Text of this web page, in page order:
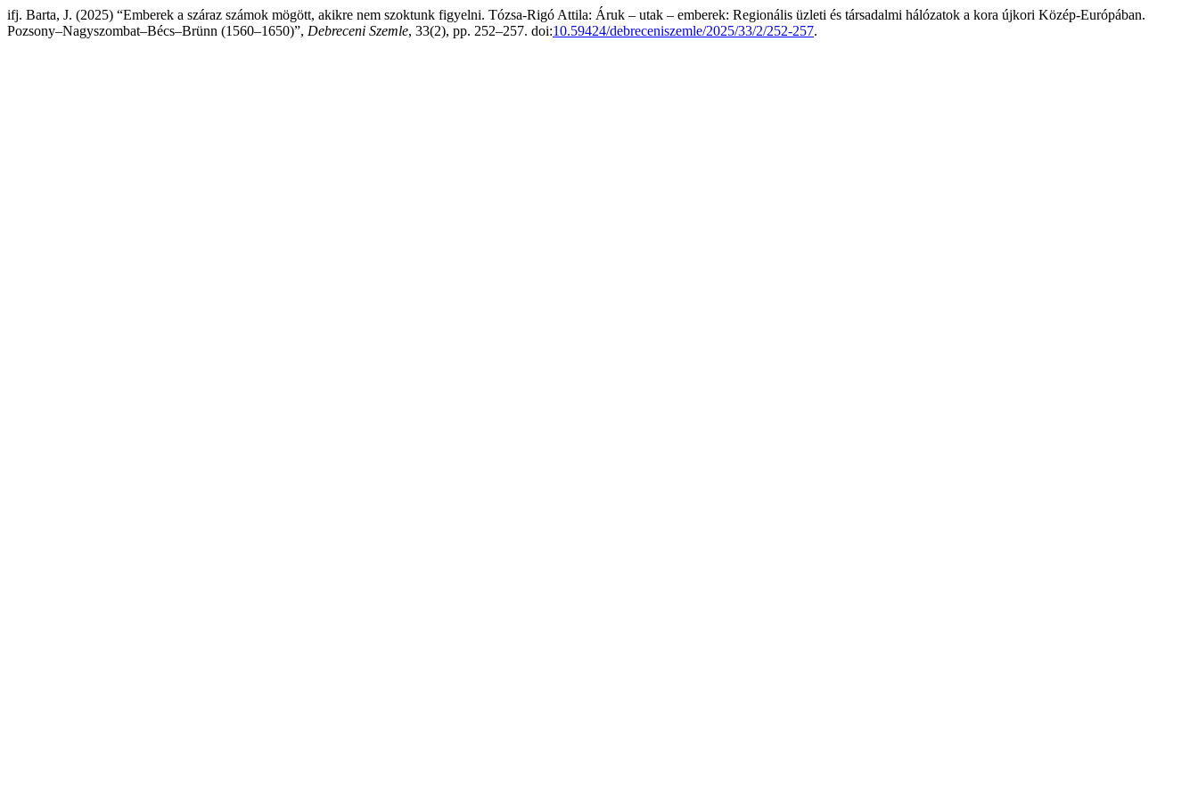
ifj. Barta, J. (2025) “Emberek a száraz számok mögött, akikre nem szoktunk figyelni. Tózsa-Rigó Attila: Áruk – utak – emberek: Regionális üzleti és társadalmi hálózatok a kora újkori Közép-Európában.
Pozsony–Nagyszombat–Bécs–Brünn (1560–1650)”, Debreceni Szemle, 33(2), pp. 252–257. doi:10.59424/debreceniszemle/2025/33/2/252-257.